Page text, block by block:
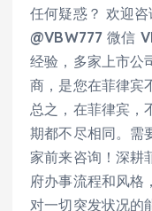
任何疑惑？ 欢迎
@VBW777 微信
经验，多家上市公
商，是您在菲律宾
总之，在菲律宾，
期都不尽相同。需
家前来咨询！深耕
府办事流程和风格
对一切突发状况的